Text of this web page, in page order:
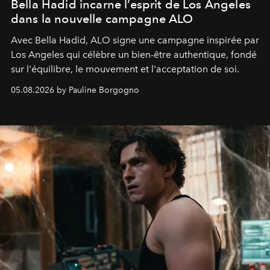
Bella Hadid incarne l’esprit de Los Angeles
dans la nouvelle campagne ALO
Avec Bella Hadid, ALO signe une campagne inspirée par
Los Angeles qui célèbre un bien-être authentique, fondé
sur l'équilibre, le mouvement et l'acceptation de soi.
05.08.2026 by Pauline Borgogno